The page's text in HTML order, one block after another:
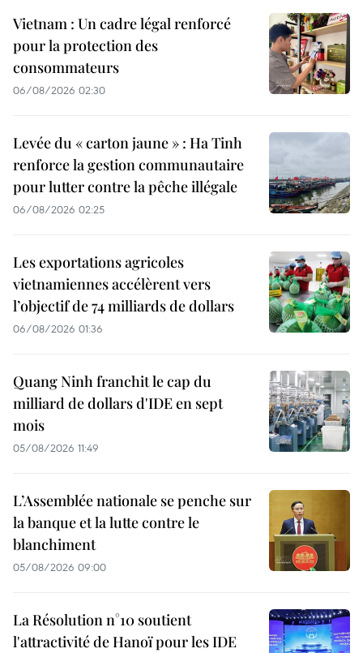
Vietnam : Un cadre légal renforcé
pour la protection des
consommateurs
06/08/2026 02:30
Levée du « carton jaune » : Ha Tinh
renforce la gestion communautaire
pour lutter contre la pêche illégale
06/08/2026 02:25
Les exportations agricoles
vietnamiennes accélèrent vers
l’objectif de 74 milliards de dollars
06/08/2026 01:36
Quang Ninh franchit le cap du
milliard de dollars d'IDE en sept
mois
05/08/2026 11:49
L’Assemblée nationale se penche sur
la banque et la lutte contre le
blanchiment
05/08/2026 09:00
La Résolution n°10 soutient
l'attractivité de Hanoï pour les IDE